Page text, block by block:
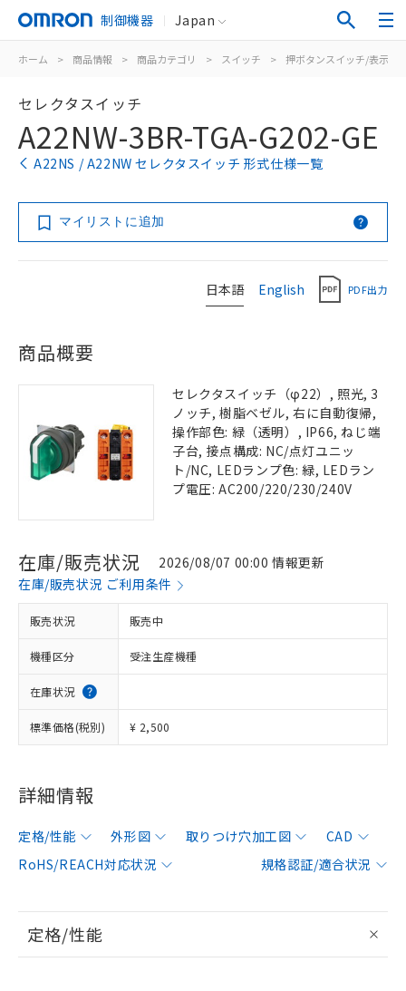
制御機器 Japan
ホーム > 商品情報 > 商品カテゴリ > スイッチ > 押ボタンスイッチ/表示灯
セレクタスイッチ
A22NW-3BR-TGA-G202-GE
A22NS / A22NW セレクタスイッチ 形式仕様一覧
マイリストに追加
日本語 English PDF出力
商品概要
セレクタスイッチ（φ22）, 照光, 3
ノッチ, 樹脂ベゼル, 右に自動復帰,
操作部色: 緑（透明）, IP66, ねじ端
子台, 接点構成: NC/点灯ユニッ
ト/NC, LEDランプ色: 緑, LEDラン
プ電圧: AC200/220/230/240V
在庫/販売状況
2026/08/07 00:00 情報更新
在庫/販売状況 ご利用条件
販売状況 販売中
機種区分 受注生産機種
在庫状況
標準価格(税別) ¥ 2,500
詳細情報
定格/性能 外形図 取りつけ穴加工図
CAD
RoHS/REACH対応状況
規格認証/適合状況
定格/性能